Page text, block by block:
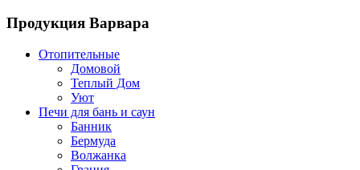
Продукция Варвара
Отопительные
Домовой
Теплый Дом
Уют
Печи для бань и саун
Банник
Бермуда
Волжанка